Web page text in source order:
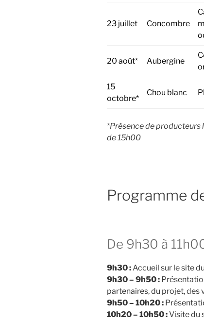
23 juillet Concombre
20 août* Aubergine
15
octobre*
Chou blanc
*Présence de producteurs
de 15h00
Programme
De 9h30 à
9h30 :Accueil sur le site
9h30 – 9h50 :
partenaires, du projet, des
9h50 – 10h20 :
10h20 – 10h50 :Visite du